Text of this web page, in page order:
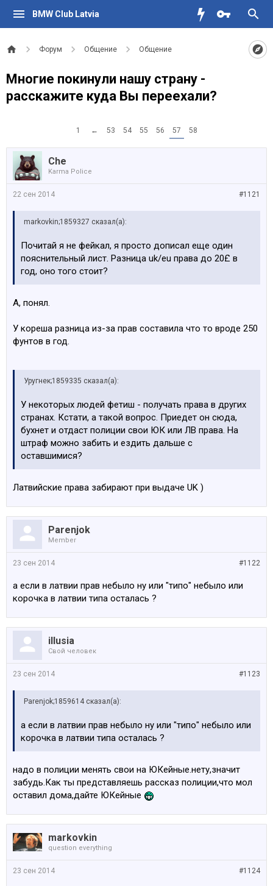
BMW Club Latvia
Форум Общение Общение
Многие покинули нашу страну -
расскажите куда Вы переехали?
1 ← 53 54 55 56 57 58
Che
Karma Police
#1121
22 сен 2014
markovkin;1859327 сказал(а):
Почитай я не фейкал, я просто дописал еще один
пояснительный лист. Разница uk/eu права до 20£ в
год, оно того стоит?
А, понял.
У кореша разница из-за прав составила что то вроде 250
фунтов в год.
Уругнек;1859335 сказал(а):
У некоторых людей фетиш - получать права в других
странах. Кстати, а такой вопрос. Приедет он сюда,
бухнет и отдаст полиции свои ЮК или ЛВ права. На
штраф можно забить и ездить дальше с
оставшимися?
Латвийские права забирают при выдаче UK )
Parenjok
Member
#1122
23 сен 2014
а если в латвии прав небыло ну или "типо" небыло или
корочка в латвии типа осталась ?
illusia
Свой человек
#1123
23 сен 2014
Parenjok;1859614 сказал(а):
а если в латвии прав небыло ну или "типо" небыло или
корочка в латвии типа осталась ?
надо в полиции менять свои на ЮКейные.нету,значит
забудь.Как ты представляешь рассказ полиции,что мол
оставил дома,дайте ЮКейные
markovkin
question everything
#1124
23 сен 2014